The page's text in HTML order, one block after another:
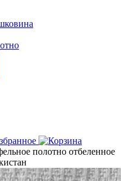
полотно отбеленное